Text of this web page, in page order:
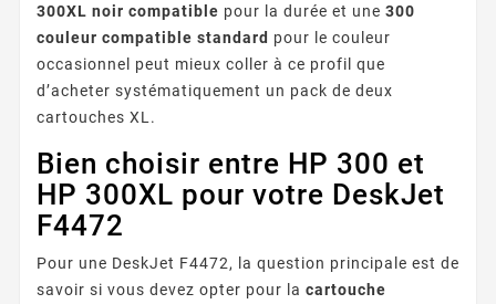
300XL noir compatible pour la durée et une 300
couleur compatible standard pour le couleur
occasionnel peut mieux coller à ce profil que
d’acheter systématiquement un pack de deux
cartouches XL.
Bien choisir entre HP 300 et
HP 300XL pour votre DeskJet
F4472
Pour une DeskJet F4472, la question principale est de
savoir si vous devez opter pour la cartouche